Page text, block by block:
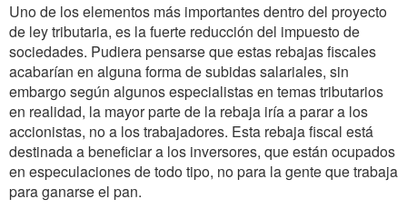
Uno de los elementos más importantes dentro del proyecto
de ley tributaria, es la fuerte reducción del impuesto de
sociedades. Pudiera pensarse que estas rebajas fiscales
acabarían en alguna forma de subidas salariales, sin
embargo según algunos especialistas en temas tributarios
en realidad, la mayor parte de la rebaja iría a parar a los
accionistas, no a los trabajadores. Esta rebaja fiscal está
destinada a beneficiar a los inversores, que están ocupados
en especulaciones de todo tipo, no para la gente que trabaja
para ganarse el pan.